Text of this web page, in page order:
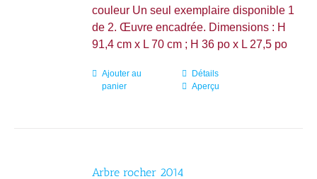
couleur Un seul exemplaire disponible 1
de 2. Œuvre encadrée. Dimensions : H
91,4 cm x L 70 cm ; H 36 po x L 27,5 po
Ajouter au
panier
Détails
Aperçu
Arbre rocher 2014